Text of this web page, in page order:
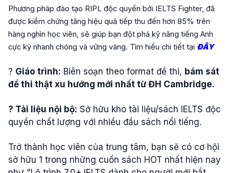
Phương pháp đào tạo RIPL độc quyền bởi IELTS Fighter, đã
được kiểm chứng tăng hiệu quả tiếp thu đến hơn 85% trên
hàng nghìn học viên, sẽ giúp bạn đột phá kỹ năng tiếng Anh
cực kỳ nhanh chóng và vững vàng. Tìm hiểu chi tiết tại ĐÂY
? Giáo trình: Biên soạn theo format đề thi, bám sát
đề thi thật xu hướng mới nhất từ ĐH Cambridge.
? Tài liệu nội bộ: Sở hữu kho tài liệu/sách IELTS độc
quyền chất lượng với nhiều đầu sách nổi tiếng.
Trở thành học viên của trung tâm, bạn sẽ có cơ hội
sở hữu 1 trong những cuốn sách HOT nhất hiện nay